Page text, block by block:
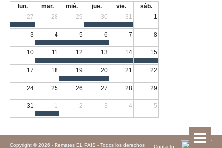
lun. mar. mié. jue. vie.
sáb.
27
28 29 30 31 1
3 4 5 6 7 8
10 11 12 13 14 15
17 18 19 20 21 22
24 25 26 27 28 29
31 1 2 3 4 5
Contacto
Copyright © 2026 - Remates EL PAIS - Todos los derechos